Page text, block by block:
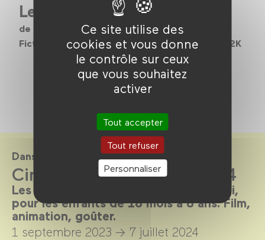
Ce site utilise des
cookies et vous donne
le contrôle sur ceux
que vous souhaitez
activer
Tout accepter
Tout refuser
Personnaliser
Le Chemin de la Victoire
de Clotilde Zimille Tran
Fiction | vf | 2022 | 5 min | Cinéma Numérique 2K
Dans le cadre de
CinéKids saison 2023-2024
Les mercredis et dimanches après-midi,
pour les enfants de 18 mois à 8 ans. Film,
animation, goûter.
1 septembre 2023 → 7 juillet 2024